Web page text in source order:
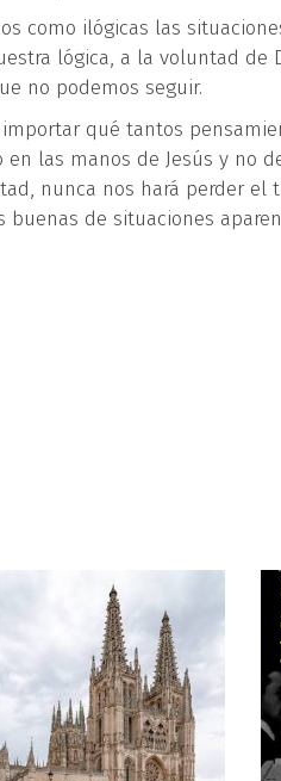
como ilógicas las
lógica, a la voluntad de
no podemos seguir.
qué tantos
las manos de Jesús y no
nunca nos hará perder el
buenas de situaciones